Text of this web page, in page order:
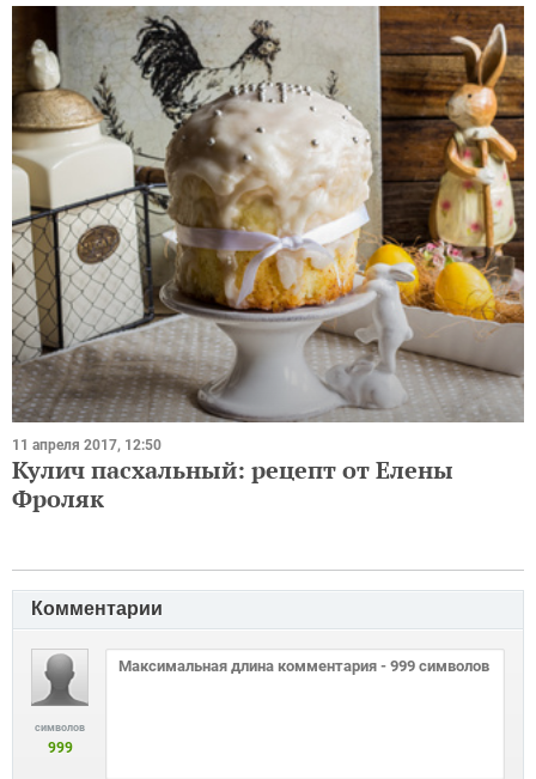
11 апреля 2017, 12:50
Кулич пасхальный: рецепт от Елены
Фроляк
Комментарии
символов
999